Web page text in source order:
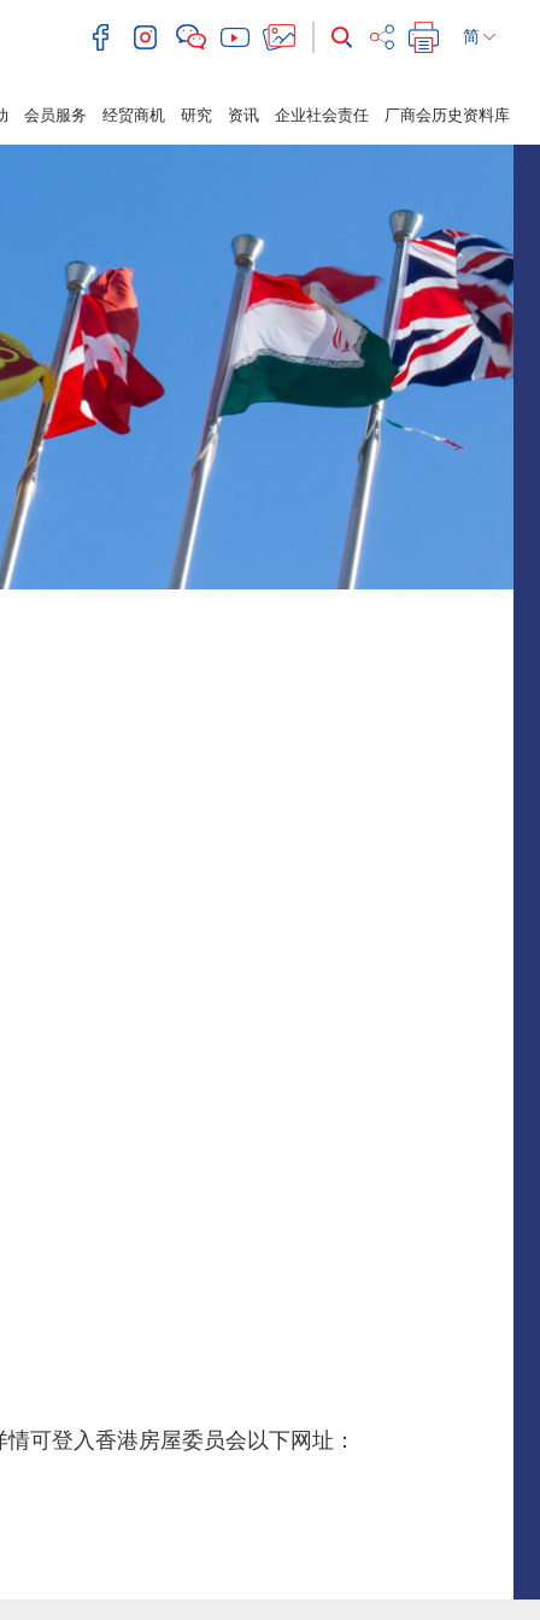
简
会员服务 经贸商机 研究 资讯 企业社会责任 厂商会历史资料库
可登入香港房屋委员会以下网址：